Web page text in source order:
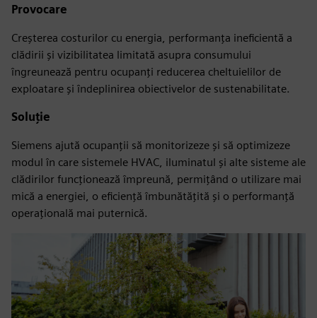
Provocare
Creșterea costurilor cu energia, performanța ineficientă a
clădirii și vizibilitatea limitată asupra consumului
îngreunează pentru ocupanți reducerea cheltuielilor de
exploatare și îndeplinirea obiectivelor de sustenabilitate.
Soluție
Siemens ajută ocupanții să monitorizeze și să optimizeze
modul în care sistemele HVAC, iluminatul și alte sisteme ale
clădirilor funcționează împreună, permițând o utilizare mai
mică a energiei, o eficiență îmbunătățită și o performanță
operațională mai puternică.